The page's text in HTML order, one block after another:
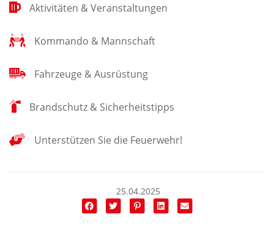
Aktivitäten & Veranstaltungen
Kommando & Mannschaft
Fahrzeuge & Ausrüstung
Brandschutz & Sicherheitstipps
Unterstützen Sie die Feuerwehr!
25.04.2025